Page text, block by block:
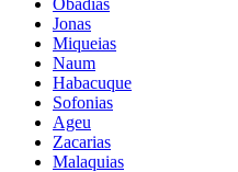
Jonas
Miqueias
Naum
Habacuque
Sofonias
Ageu
Zacarias
Malaquias